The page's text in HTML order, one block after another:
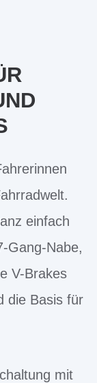
einfach
Gang-Nabe,
V-Brakes
die Basis für
mit